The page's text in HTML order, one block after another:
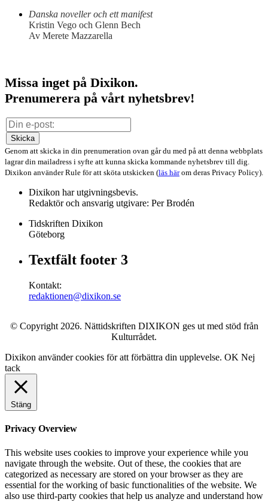
Danska noveller och ett manifest
Kristin Vego och Glenn Bech
Av Merete Mazzarella
Missa inget på Dixikon.
Prenumerera på vårt nyhetsbrev!
Skicka
Genom att skicka in din prenumeration ovan går du med på att denna webbplats
lagrar din mailadress i syfte att kunna skicka kommande nyhetsbrev till dig.
Dixikon använder Rule för att sköta utskicken (läs härom deras Privacy Policy).
Dixikon har utgivningsbevis.
Redaktör och ansvarig utgivare: Per Brodén
Tidskriften Dixikon
Göteborg
Textfält footer 3
Kontakt:
redaktionen@dixikon.se
© Copyright 2026. Nättidskriften DIXIKON ges ut med stöd från
Kulturrådet.
Dixikon använder cookies för att förbättra din upplevelse. OK Nej
tack
Stäng
Privacy Overview
This website uses cookies to improve your experience while you
navigate through the website. Out of these, the cookies that are
categorized as necessary are stored on your browser as they are
essential for the working of basic functionalities of the website. We
also use third-party cookies that help us analyze and understand how